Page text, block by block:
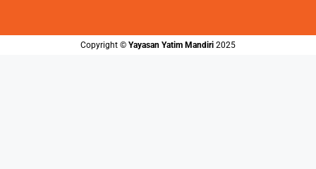
Copyright ©️ Yayasan Yatim Mandiri 2025